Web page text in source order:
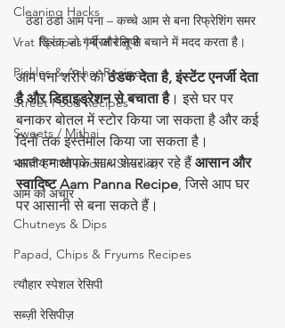
Cleaning Hacks
Vrat Recipes | व्रत रेसिपी
Pickles & Achar Recipes
Street Food Recipes
Sweets / Mithai
भारतीय नाश्ते (Indian Snacks)
आम का अचार
Chutneys & Dips
Papad, Chips & Fryums Recipes
त्यौहार स्पेशल रेसिपी
सब्ज़ी रेसिपीज़
ठंडा ठंडा आम पना – कच्चे आम से बना रिफ्रेशिंग समर
ड्रिंक जो गर्मी और लू से बचाने में मदद करता है।
आम पना शरीर को ठंडक देता है, इंस्टेंट एनर्जी देता
है और डिहाइड्रेशन से बचाता है। इसे घर पर
बनाकर बोतल में स्टोर किया जा सकता है और कई
दिनों तक इस्तेमाल किया जा सकता है।
आज हम आपके साथ शेयर कर रहे हैं आसान और
स्वादिष्ट Aam Panna Recipe, जिसे आप घर
पर आसानी से बना सकते हैं।